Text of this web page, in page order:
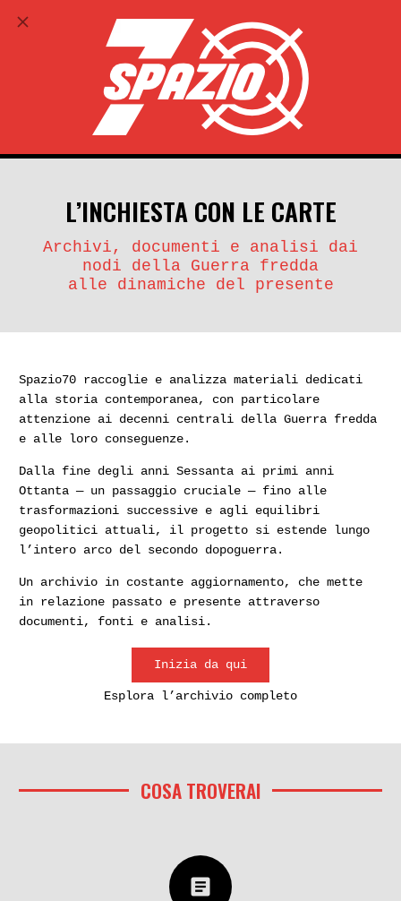
ABBONATI
search account_circle
L’INCHIESTA CON LE CARTE
Archivi, documenti e analisi dai
nodi della Guerra fredda
alle dinamiche del presente
Spazio70 raccoglie e analizza materiali dedicati
alla storia contemporanea, con particolare
attenzione ai decenni centrali della Guerra fredda
e alle loro conseguenze.
Dalla fine degli anni Sessanta ai primi anni
Ottanta — un passaggio cruciale — fino alle
trasformazioni successive e agli equilibri
geopolitici attuali, il progetto si estende lungo
l’intero arco del secondo dopoguerra.
Un archivio in costante aggiornamento, che mette
in relazione passato e presente attraverso
documenti, fonti e analisi.
Inizia da qui
Esplora l’archivio completo
COSA TROVERAI
article